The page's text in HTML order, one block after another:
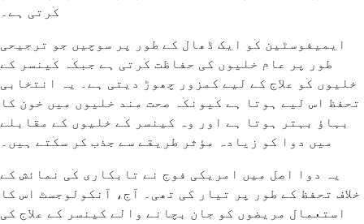
کرتی ہے۔
ایمیفوسٹین کو ایک ڈھال کے طور پر سوچیں جو ترجیحی
طور پر عام خلیوں کی حفاظت کرتی ہے جبکہ کینسر کے
خلیوں کو علاج کے لیے کمزور چھوڑ دیتی ہے۔ یہ انتخابی
تحفظ اس لیے ہوتا ہے کیونکہ صحت مند خلیوں میں خون کا
بہاؤ بہتر ہوتا ہے اور وہ کینسر کے خلیوں کے مقابلے
میں دوا کو زیادہ مؤثر طریقے سے جذب کر سکتے ہیں۔
یہ دوا اصل میں امریکی فوج نے تابکاری کی نمائش کے
خلاف تحفظ کے طور پر تیار کی تھی۔ آج، آنکولوجسٹ اس کا
استعمال مریضوں کو جان بچانے والے کینسر کے علاج کی